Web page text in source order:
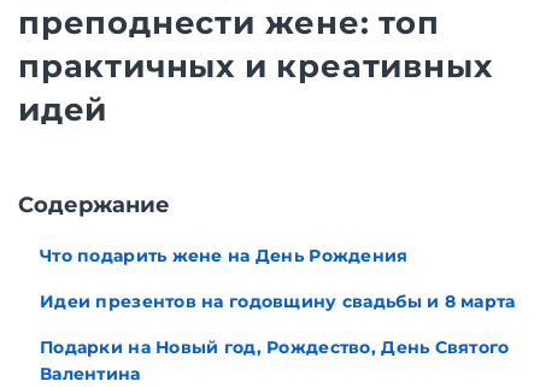
преподнести жене: топ
практичных и креативных
идей
Cодержание
Что подарить жене на День Рождения
Идеи презентов на годовщину свадьбы и 8 марта
Подарки на Новый год, Рождество, День Святого
Валентина